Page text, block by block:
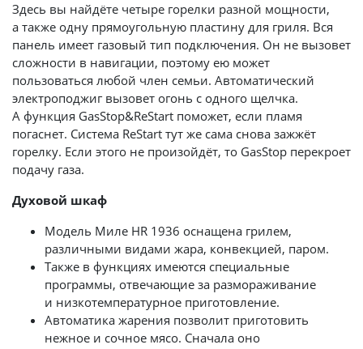
Здесь вы найдёте четыре горелки разной мощности,
а также одну прямоугольную пластину для гриля. Вся
панель имеет газовый тип подключения. Он не вызовет
сложности в навигации, поэтому ею может
пользоваться любой член семьи. Автоматический
электроподжиг вызовет огонь с одного щелчка.
А функция GasStop&ReStart поможет, если пламя
погаснет. Система ReStart тут же сама снова зажжёт
горелку. Если этого не произойдёт, то GasStop перекроет
подачу газа.
Духовой шкаф
Модель Миле HR 1936 оснащена грилем,
различными видами жара, конвекцией, паром.
Также в функциях имеются специальные
программы, отвечающие за размораживание
и низкотемпературное приготовление.
Автоматика жарения позволит приготовить
нежное и сочное мясо. Сначала оно